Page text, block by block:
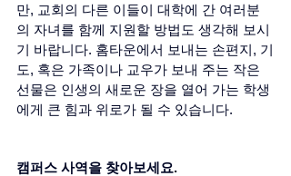
만, 교회의 다른 이들이 대학에 간 여러분
의 자녀를 함께 지원할 방법도 생각해 보시
기 바랍니다. 홈타운에서 보내는 손편지, 기
도, 혹은 가족이나 교우가 보내 주는 작은
선물은 인생의 새로운 장을 열어 가는 학생
에게 큰 힘과 위로가 될 수 있습니다.
캠퍼스 사역을 찾아보세요.